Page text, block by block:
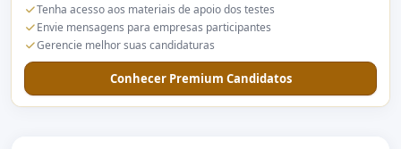
Tenha acesso aos materiais de apoio dos testes
Envie mensagens para empresas participantes
Gerencie melhor suas candidaturas
Conhecer Premium Candidatos